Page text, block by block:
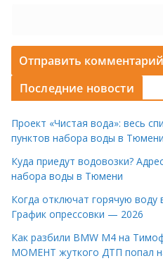
Последние новости
Проект «Чистая вода»: весь
пунктов набора воды в Тюмени
Куда приедут водовозки?
набора воды в Тюмени
Когда отключат горячую
График опрессовки — 2026
Как разбили BMW M4 на
МОМЕНТ жуткого ДТП попал